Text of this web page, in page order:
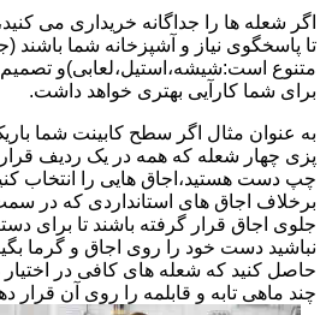
اگر شعله ها را جداگانه خریداری می
تا پاسخگوی نیاز و آشپزخانه شما باشند
متنوع است:شیشه،استیل،لعابی)و تصمیم
برای شما کارآیی بهتری خواهد داشت.
به عنوان مثال اگر سطح کابینت شما
پزی چهار شعله که همه در یک ردیف قرار
چپ دست هستید،اجاق هایی را انتخاب
برخلاف اجاق های استانداردی که در
جلوی اجاق قرار گرفته باشند تا برای
نباشید دست خود را روی اجاق و گرما
حاصل کنید که شعله های کافی در اختیار
چند ماهی تابه و قابلمه را روی آن قرار